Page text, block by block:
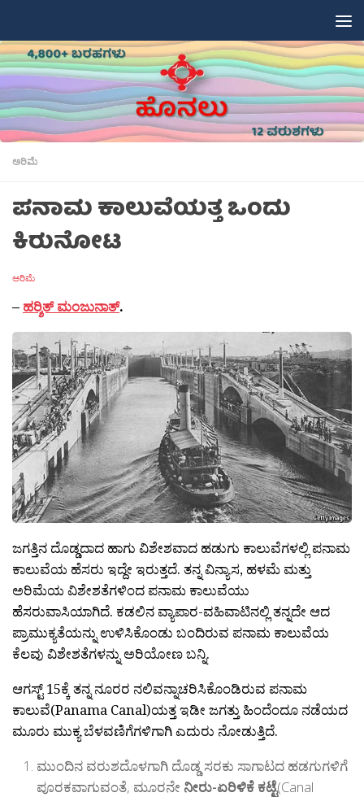
ಅರಿಮೆ
ಪನಾಮ ಕಾಲುವೆಯತ್ತ ಒಂದು
ಕಿರುನೋಟ
ಅರಿಮೆ
– ಹರ‍್ಶಿತ್ ಮಂಜುನಾತ್.
ಜಗತ್ತಿನ ದೊಡ್ಡದಾದ ಹಾಗು ವಿಶೇಶವಾದ ಹಡುಗು ಕಾಲುವೆಗಳಲ್ಲಿ ಪನಾಮ
ಕಾಲುವೆಯ ಹೆಸರು ಇದ್ದೇ ಇರುತ್ತದೆ. ತನ್ನ ವಿನ್ಯಾಸ, ಹಳಮೆ ಮತ್ತು
ಅರಿಮೆಯ ವಿಶೇಶತೆಗಳಿಂದ ಪನಾಮ ಕಾಲುವೆಯು
ಹೆಸರುವಾಸಿಯಾಗಿದೆ. ಕಡಲಿನ ವ್ಯಾಪಾರ-ವಹಿವಾಟಿನಲ್ಲಿ ತನ್ನದೇ ಆದ
ಪ್ರಾಮುಕ್ಯತೆಯನ್ನು ಉಳಿಸಿಕೊಂಡು ಬಂದಿರುವ ಪನಾಮ ಕಾಲುವೆಯ
ಕೆಲವು ವಿಶೇಶತೆಗಳನ್ನು ಅರಿಯೋಣ ಬನ್ನಿ.
ಆಗಸ್ಟ್ 15ಕ್ಕೆ ತನ್ನ ನೂರರ ನಲಿವನ್ನಾಚರಿಸಿಕೊಂಡಿರುವ ಪನಾಮ
ಕಾಲುವೆ(Panama Canal)ಯತ್ತ ಇಡೀ ಜಗತ್ತು ಹಿಂದೆಂದೂ ನಡೆಯದ
ಮೂರು ಮುಕ್ಯ ಬೆಳವಣಿಗೆಗಳಿಗಾಗಿ ಎದುರು ನೋಡುತ್ತಿದೆ.
ಮುಂದಿನ ವರುಶದೊಳಗಾಗಿ ದೊಡ್ಡ ಸರಕು ಸಾಗಾಟದ ಹಡಗುಗಳಿಗೆ
ಪೂರಕವಾಗುವಂತೆ, ಮೂರನೇ ನೀರು-ಏರಿಳಿಕೆ ಕಟ್ಟೆ(Canal